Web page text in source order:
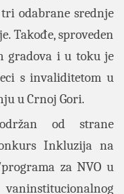
odabrane srednje
Takođe, sproveden
gradova i u toku je
s invaliditetom u
u Crnoj Gori.
od strane
Inkluzija na
za NVO u